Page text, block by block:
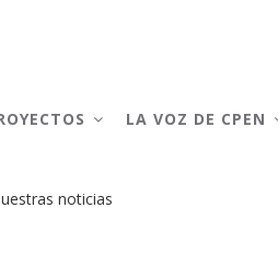
LA VOZ DE CPEN
noticias